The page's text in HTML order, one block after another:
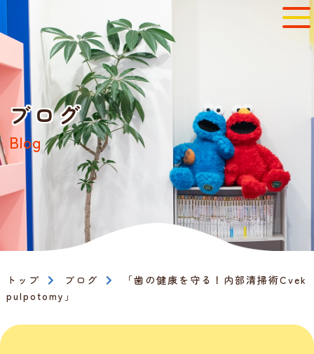
ブログ
Blog
トップ ブログ
「歯の健康を守る！内部清掃術Cvek
pulpotomy」